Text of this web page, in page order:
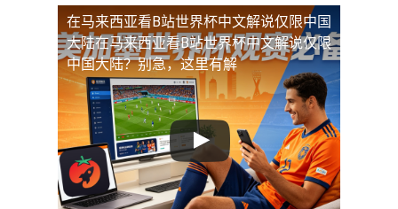
在马来西亚看B站世界杯中文解说仅限中国
大陆在马来西亚看B站世界杯中文解说仅限
中国大陆？别急，这里有解